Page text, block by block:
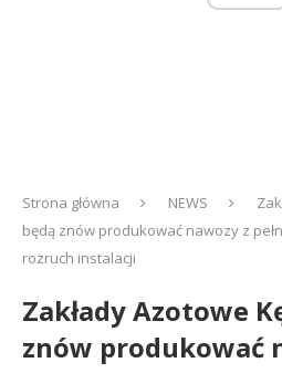
Strona główna NEWS
będą znów produkować nawozy z
rozruch instalacji
Zakłady Azotowe
znów produkować